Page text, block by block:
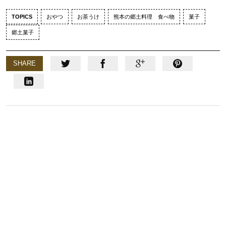
TOPICS おやつ お茶うけ 熊本の郷土料理 食べ物 菓子
郷土菓子
SHARE